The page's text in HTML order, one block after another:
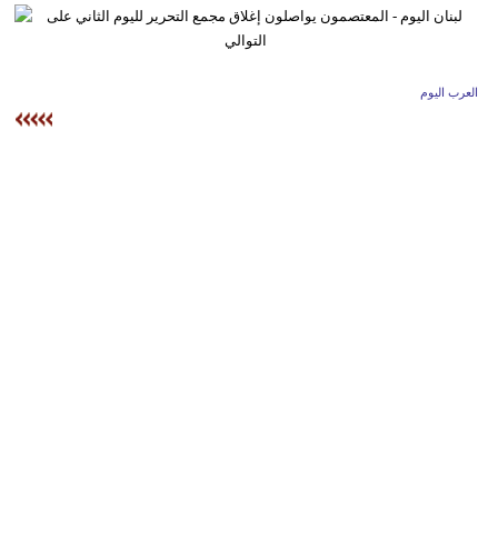
ديكور
العرب اليوم